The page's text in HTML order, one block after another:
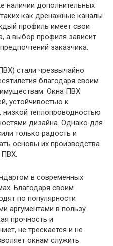
наличии дополнительных
как дренажные каналы
профиль имеет свои
а выбор профиля зависит
заказчика.
стали чрезвычайно
благодаря своим
Окна ПВХ
устойчивостью к
теплопроводностью
дизайна. Однако для
только радость и
основы их производства.
ПВХ.
в современных
Благодаря своим
по популярности
аргументами в пользу
прочность и
не трескается и не
окнам служить